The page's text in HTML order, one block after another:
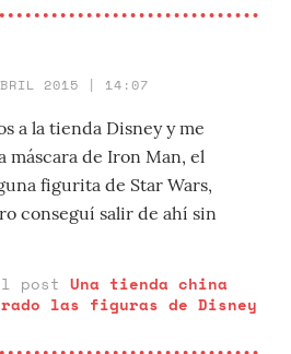
2015 | 14:07
a la tienda Disney y me
máscara de Iron Man, el
figurita de Star Wars,
conseguí salir de ahí sin
post Una tienda china
las figuras de Disney